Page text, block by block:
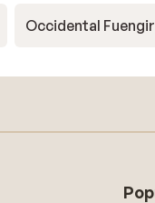
Occidental